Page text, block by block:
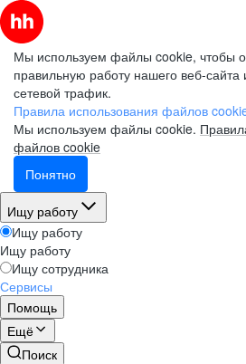
Мы используем файлы cookie, чтобы
правильную работу нашего веб-сайта
сетевой трафик.
Правила использования файлов
Мы используем файлы cookie.
файлов cookie
Понятно
Ищу работу
Ищу работу
Ищу работу
Ищу сотрудника
Сервисы
Помощь
Ещё
Поиск